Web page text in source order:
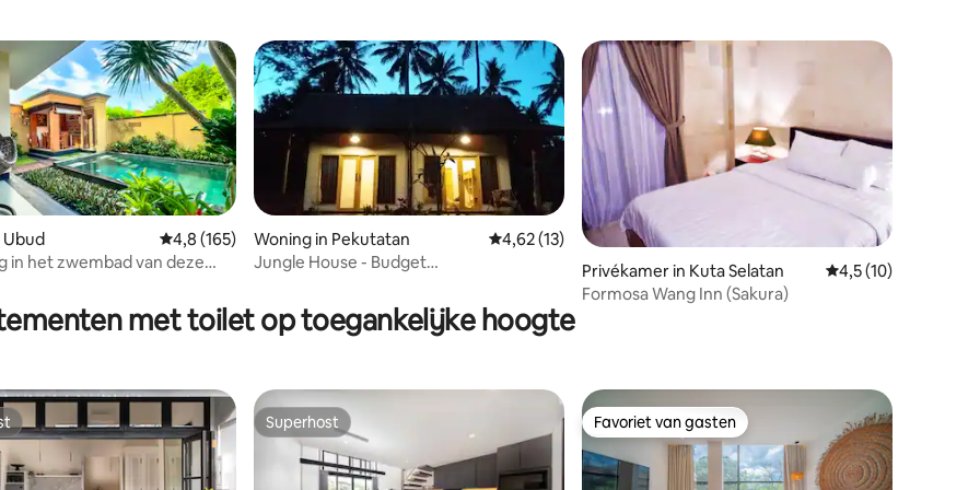
4,79 uit 5, 324 recensies
Ubud Gemiddelde beoordeling van 4,8 uit 5, 165 recensies
4,8 (165)
in het zwembad van deze
Woning in Pekutatan Gemiddelde beoordeling van 4,62 uit 5, 13 recensies
4,62 (13)
Jungle House - Budget
Privékamer in Kuta Selatan Gemiddelde
4,5 (10)
Formosa Wang Inn (Sakura)
met toilet op toegankelijke hoogte
Superhost
Superhost Favoriet van gasten
Favoriet van gasten